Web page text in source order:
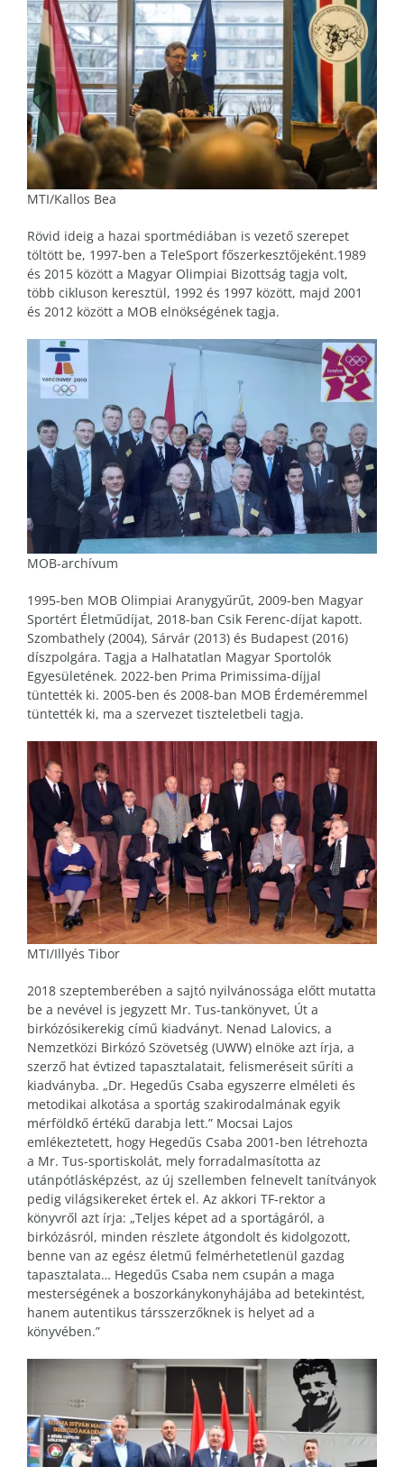
MTI/Kallos Bea
Rövid ideig a hazai sportmédiában is vezető szerepet
töltött be, 1997-ben a TeleSport főszerkesztőjeként.1989
és 2015 között a Magyar Olimpiai Bizottság tagja volt,
több cikluson keresztül, 1992 és 1997 között, majd 2001
és 2012 között a MOB elnökségének tagja.
MOB-archívum
1995-ben MOB Olimpiai Aranygyűrűt, 2009-ben Magyar
Sportért Életműdíjat, 2018-ban Csik Ferenc-díjat kapott.
Szombathely (2004), Sárvár (2013) és Budapest (2016)
díszpolgára. Tagja a Halhatatlan Magyar Sportolók
Egyesületének. 2022-ben Prima Primissima-díjjal
tüntették ki. 2005-ben és 2008-ban MOB Érdeméremmel
tüntették ki, ma a szervezet tiszteletbeli tagja.
MTI/Illyés Tibor
2018 szeptemberében a sajtó nyilvánossága előtt mutatta
be a nevével is jegyzett Mr. Tus-tankönyvet, Út a
birkózósikerekig című kiadványt. Nenad Lalovics, a
Nemzetközi Birkózó Szövetség (UWW) elnöke azt írja, a
szerző hat évtized tapasztalatait, felismeréseit sűríti a
kiadványba. „Dr. Hegedűs Csaba egyszerre elméleti és
metodikai alkotása a sportág szakirodalmának egyik
mérföldkő értékű darabja lett.” Mocsai Lajos
emlékeztetett, hogy Hegedűs Csaba 2001-ben létrehozta
a Mr. Tus-sportiskolát, mely forradalmasította az
utánpótlásképzést, az új szellemben felnevelt tanítványok
pedig világsikereket értek el. Az akkori TF-rektor a
könyvről azt írja: „Teljes képet ad a sportágáról, a
birkózásról, minden részlete átgondolt és kidolgozott,
benne van az egész életmű felmérhetetlenül gazdag
tapasztalata… Hegedűs Csaba nem csupán a maga
mesterségének a boszorkánykonyhájába ad betekintést,
hanem autentikus társszerzőknek is helyet ad a
könyvében.”